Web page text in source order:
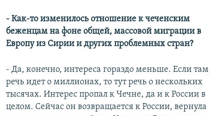
- Как-то изменилось отношение к чеченским
беженцам на фоне общей, массовой миграции в
Европу из Сирии и других проблемных стран?
- Да, конечно, интереса гораздо меньше. Если там
речь идет о миллионах, то тут речь о нескольких
тысячах. Интерес пропал к Чечне, да и к России в
целом. Сейчас он возвращается к России, вернула